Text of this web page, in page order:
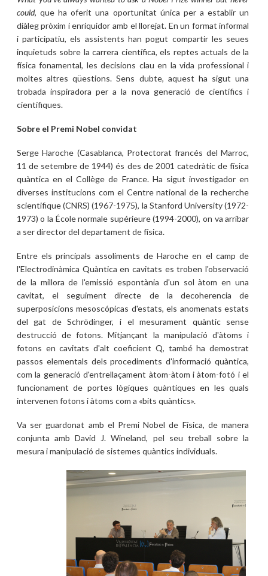
could, que ha oferit una oportunitat única per a establir un
diàleg pròxim i enriquidor amb el llorejat. En un format informal
i participatiu, els assistents han pogut compartir les seues
inquietuds sobre la carrera científica, els reptes actuals de la
física fonamental, les decisions clau en la vida professional i
moltes altres qüestions. Sens dubte, aquest ha sigut una
trobada inspiradora per a la nova generació de científics i
científiques.
Sobre el Premi Nobel convidat
Serge Haroche (Casablanca, Protectorat francés del Marroc,
11 de setembre de 1944) és des de 2001 catedràtic de física
quàntica en el Collège de France. Ha sigut investigador en
diverses institucions com el Centre national de la recherche
scientifique (CNRS) (1967-1975), la Stanford University (1972-
1973) o la École normale supérieure (1994-2000), on va arribar
a ser director del departament de física.
Entre els principals assoliments de Haroche en el camp de
l'Electrodinàmica Quàntica en cavitats es troben l'observació
de la millora de l'emissió espontània d'un sol àtom en una
cavitat, el seguiment directe de la decoherencia de
superposicions mesoscópicas d'estats, els anomenats estats
del gat de Schrödinger, i el mesurament quàntic sense
destrucció de fotons. Mitjançant la manipulació d'àtoms i
fotons en cavitats d'alt coeficient Q, també ha demostrat
passos elementals dels procediments d'informació quàntica,
com la generació d'entrellaçament àtom-àtom i àtom-fotó i el
funcionament de portes lògiques quàntiques en les quals
intervenen fotons i àtoms com a «bits quàntics».
Va ser guardonat amb el Premi Nobel de Física, de manera
conjunta amb David J. Wineland, pel seu treball sobre la
mesura i manipulació de sistemes quàntics individuals.